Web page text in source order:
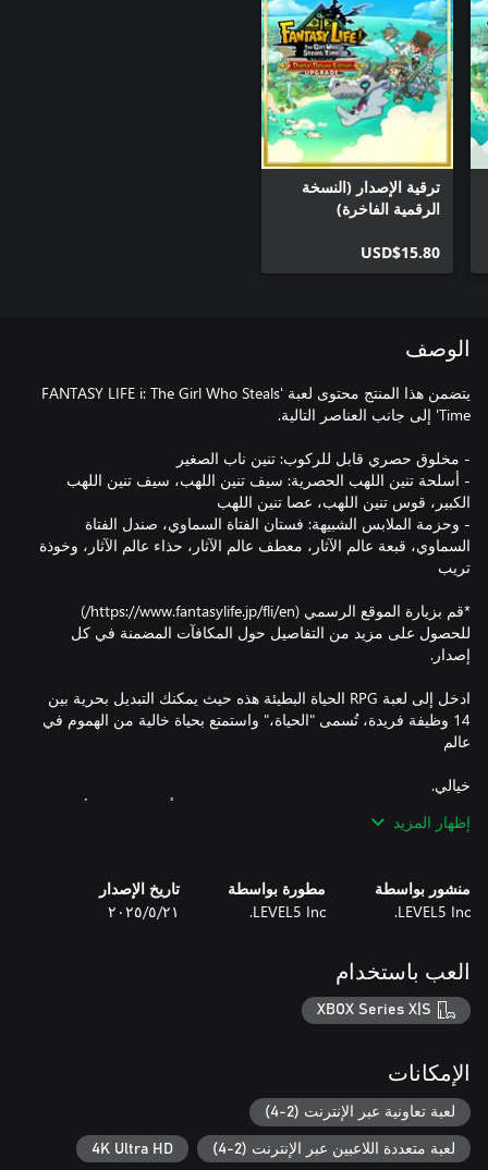
ترقية الإصدار (النسخة
الرقمية الفاخرة)
USD$15.80
الوصف
يتضمن هذا المنتج محتوى لعبة 'FANTASY LIFE i: The Girl Who Steals
- أسلحة تنين اللهب الحصرية: سيف تنين اللهب، سيف تنين اللهب
- وحزمة الملابس الشبيهة: فستان الفتاة السماوي، صندل الفتاة
السماوي، قبعة عالم الآثار، معطف عالم الآثار، حذاء عالم الآثار، وخوذة
*قم بزيارة الموقع الرسمي (https://www.fantasylife.jp/fli/en/)
للحصول على مزيد من التفاصيل حول المكافآت المضمنة في كل
ادخل إلى لعبة RPG الحياة البطيئة هذه حيث يمكنك التبديل بحرية بين
14 وظيفة فريدة، تُسمى "الحياة،" واستمتع بحياة خالية من الهموم في
اصطد السمك، اطبخ، شكل الجزيرة كما ترغب، أو تعاون مع الأصدقاء
هاوية شاسعة، تنين مصنوع من العظام، ورسالة من فتاة تطلب منك
اجمع المكونات أو المواد مع وظائف التجميع، واصنع الأسلحة أو اطبخ
إظهار المزيد
منشور بواسطة
LEVEL5 Inc.
مطورة بواسطة
LEVEL5 Inc.
تاريخ الإصدار
٢١‏/٥‏/٢٠٢٥
العب باستخدام
XBOX Series X|S
الإمكانات
لعبة تعاونية عبر الإنترنت (2-4)
لعبة متعددة اللاعبين عبر الإنترنت (2-4) 4K Ultra HD